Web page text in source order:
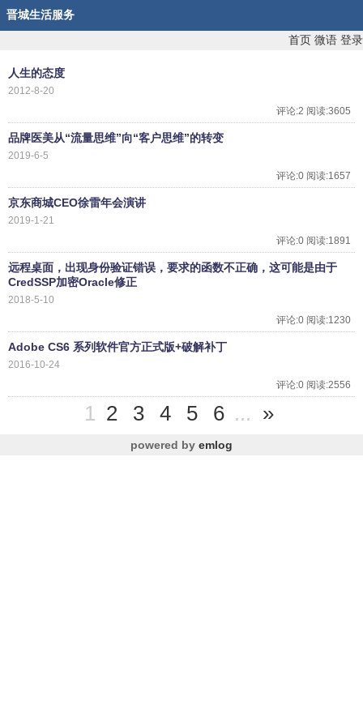
晋城生活服务
首页 微语 登录
人生的态度
2012-8-20
评论:2 阅读:3605
品牌医美从“流量思维”向“客户思维”的转变
2019-6-5
评论:0 阅读:1657
京东商城CEO徐雷年会演讲
2019-1-21
评论:0 阅读:1891
远程桌面，出现身份验证错误，要求的函数不正确，这可能是由于
CredSSP加密Oracle修正
2018-5-10
评论:0 阅读:1230
Adobe CS6 系列软件官方正式版+破解补丁
2016-10-24
评论:0 阅读:2556
1 2 3 4 5 6 ... »
powered by emlog